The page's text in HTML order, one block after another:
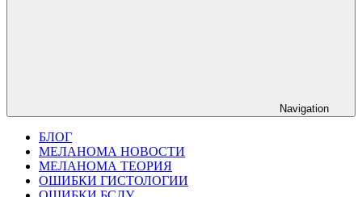
Navigation
БЛОГ
МЕЛАНОМА НОВОСТИ
МЕЛАНОМА ТЕОРИЯ
ОШИБКИ ГИСТОЛОГИИ